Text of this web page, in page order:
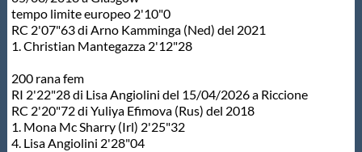
tempo limite europeo 2'10"0
RC 2'07"63 di Arno Kamminga (Ned) del 2021
1. Christian Mantegazza 2'12"28
200 rana fem
RI 2'22"28 di Lisa Angiolini del 15/04/2026 a Riccione
RC 2'20"72 di Yuliya Efimova (Rus) del 2018
1. Mona Mc Sharry (Irl) 2'25"32
4. Lisa Angiolini 2'28"04